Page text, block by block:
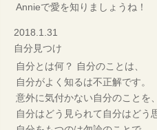
Annieで愛を知りましょうね！
2018.1.31
自分見つけ
自分とは何？ 自分のことは、
自分がよく知るは不正解です。
意外に気付かない自分のことを
自分はどう見られて自分はどう